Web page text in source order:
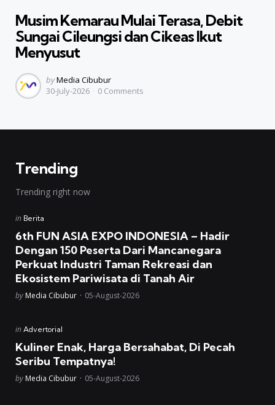
Musim Kemarau Mulai Terasa, Debit
Sungai Cileungsi dan Cikeas Ikut
Menyusut
Posted
by
byMedia Cibubur
30-July-2026
0 Comments
Trending
Trending right now
Posted
in Berita
6th FUN ASIA EXPO INDONESIA – Hadir
Dengan 150 Peserta Dari Mancanegara
Perkuat Industri Taman Rekreasi dan
Ekosistem Pariwisata di Tanah Air
Posted
by Media Cibubur 05-August-2026
Posted
in Advertorial
Kuliner Enak, Harga Bersahabat, Di Pecah
Seribu Tempatnya!
Posted
by Media Cibubur 05-August-2026